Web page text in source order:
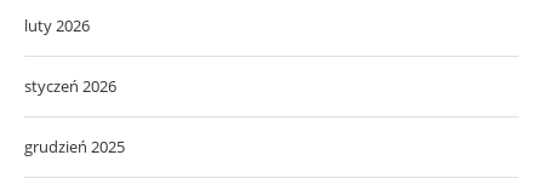
luty 2026
styczeń 2026
grudzień 2025